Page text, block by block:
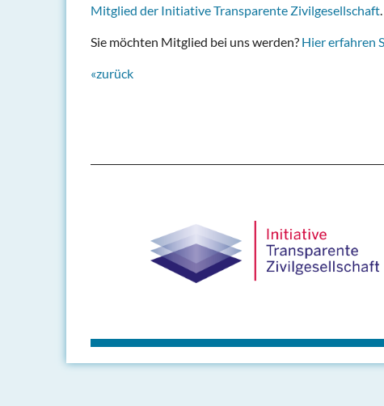
Mitglied der Initiative Transparente Zivilgesellschaft.
Sie möchten Mitglied bei uns werden? Hier erfahren
«zurück